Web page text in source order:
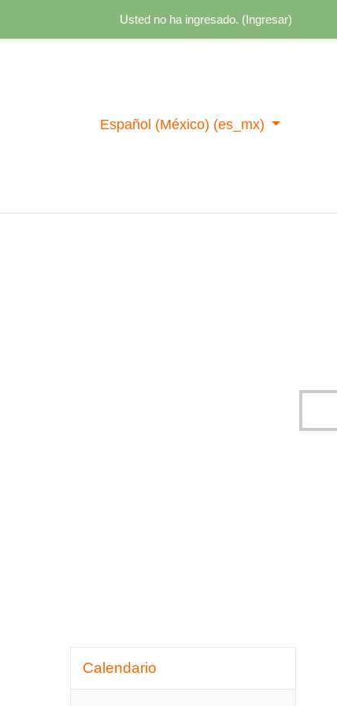
Usted no ha ingresado. (Ingresar)
Español (México) ‎(es_mx)‎
Calendario